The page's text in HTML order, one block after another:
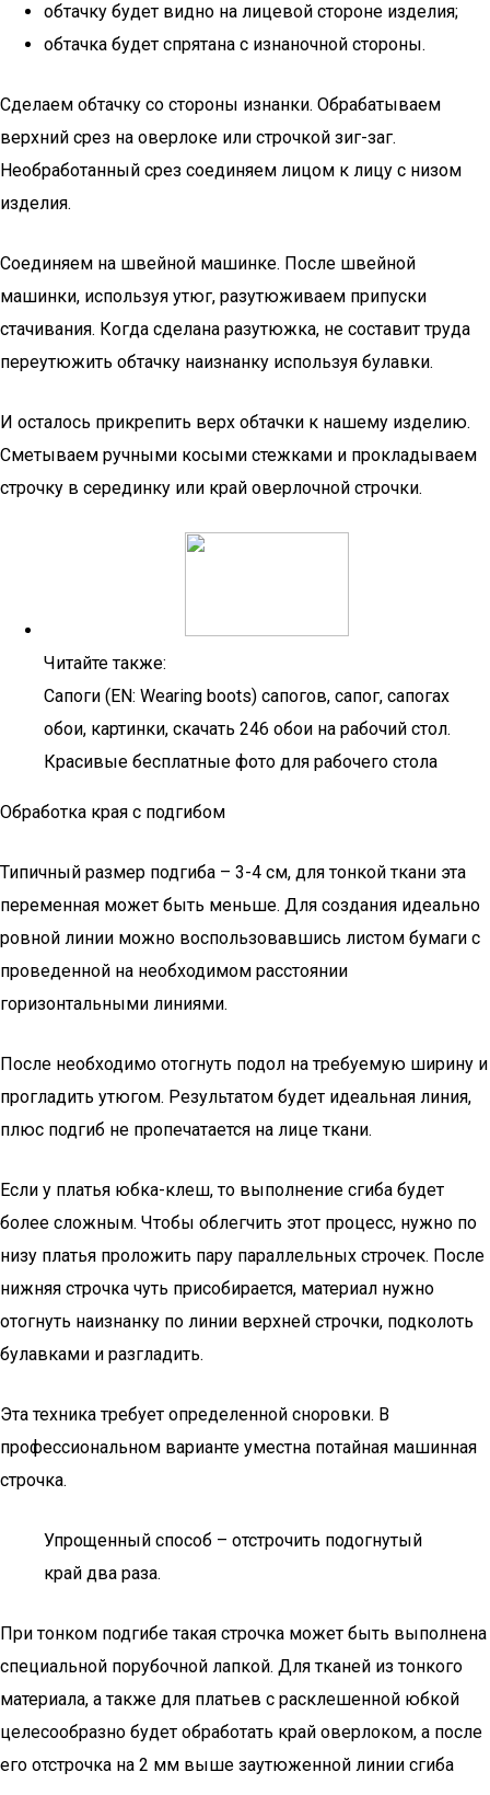
обтачку будет видно на лицевой стороне изделия;
обтачка будет спрятана с изнаночной стороны.
Сделаем обтачку со стороны изнанки. Обрабатываем
верхний срез на оверлоке или строчкой зиг-заг.
Необработанный срез соединяем лицом к лицу с низом
изделия.
Соединяем на швейной машинке. После швейной
машинки, используя утюг, разутюживаем припуски
стачивания. Когда сделана разутюжка, не составит труда
переутюжить обтачку наизнанку используя булавки.
И осталось прикрепить верх обтачки к нашему изделию.
Сметываем ручными косыми стежками и прокладываем
строчку в серединку или край оверлочной строчки.
Читайте также:
Сапоги (EN: Wearing boots) сапогов, сапог, сапогах
обои, картинки, скачать 246 обои на рабочий стол.
Красивые бесплатные фото для рабочего стола
Обработка края с подгибом
Типичный размер подгиба – 3-4 см, для тонкой ткани эта
переменная может быть меньше. Для создания идеально
ровной линии можно воспользовавшись листом бумаги с
проведенной на необходимом расстоянии
горизонтальными линиями.
После необходимо отогнуть подол на требуемую ширину и
прогладить утюгом. Результатом будет идеальная линия,
плюс подгиб не пропечатается на лице ткани.
Если у платья юбка-клеш, то выполнение сгиба будет
более сложным. Чтобы облегчить этот процесс, нужно по
низу платья проложить пару параллельных строчек. После
нижняя строчка чуть присобирается, материал нужно
отогнуть наизнанку по линии верхней строчки, подколоть
булавками и разгладить.
Эта техника требует определенной сноровки. В
профессиональном варианте уместна потайная машинная
строчка.
Упрощенный способ – отстрочить подогнутый
край два раза.
При тонком подгибе такая строчка может быть выполнена
специальной порубочной лапкой. Для тканей из тонкого
материала, а также для платьев с расклешенной юбкой
целесообразно будет обработать край оверлоком, а после
его отстрочка на 2 мм выше заутюженной линии сгиба